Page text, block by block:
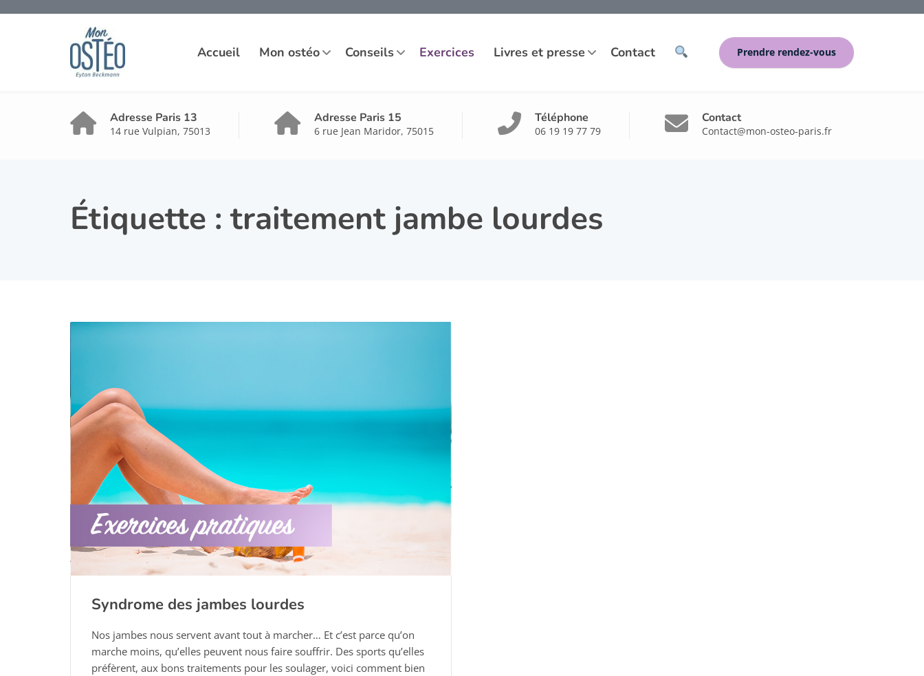
Accueil Mon ostéo Conseils Exercices Livres et presse Contact Prendre rendez-vous
Adresse Paris 13
14 rue Vulpian, 75013
Adresse Paris 15
6 rue Jean Maridor, 75015
Téléphone
06 19 19 77 79
Contact
Contact@mon-osteo-paris.fr
Étiquette :traitement jambe lourdes
Syndrome des jambes lourdes
Nos jambes nous servent avant tout à marcher… Et c’est parce qu’on
marche moins, qu’elles peuvent nous faire souffrir. Des sports qu’elles
préfèrent, aux bons traitements pour les soulager, voici comment bien